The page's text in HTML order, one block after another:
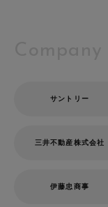
サントリー
三井不動産株式会社
伊藤忠商事